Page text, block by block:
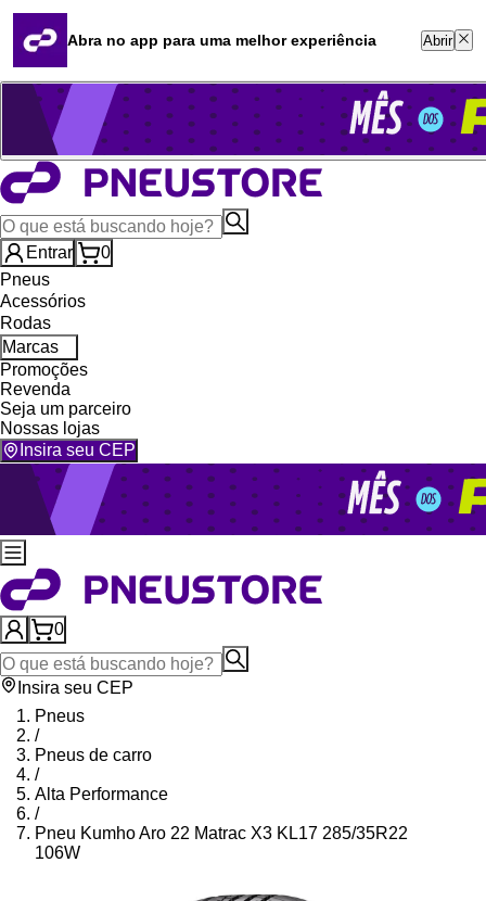
Quero revender
Blog
Whatsapp (16) 99764-8401
Televendas (47) 3046-2551
Entrar
0
Pneus
Acessórios
Rodas
Marcas
Promoções
Revenda
Seja um parceiro
Nossas lojas
Insira seu CEP
0
Insira seu CEP
Pneus
/
Pneus de carro
/
Alta Performance
/
Pneu Kumho Aro 22 Matrac X3 KL17 285/35R22
106W
Abra no app para uma melhor experiência Abrir